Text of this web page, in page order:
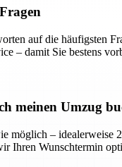
auf die häufigsten
– damit Sie bestens
meinen Umzug
möglich – idealerweise
Ihren Wunschtermin